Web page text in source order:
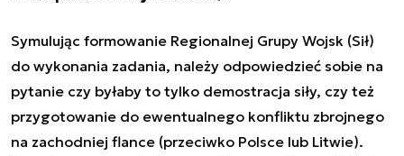
Symulując formowanie Regionalnej Grupy Wojsk (Sił)
do wykonania zadania, należy odpowiedzieć sobie na
pytanie czy byłaby to tylko demostracja siły, czy też
przygotowanie do ewentualnego konfliktu zbrojnego
na zachodniej flance (przeciwko Polsce lub Litwie).